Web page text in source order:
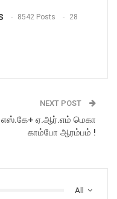
8542 Posts 28
NEXT POST
எஸ்.கே+ ஏ.ஆர்.எம் மெகா
காம்போ ஆரம்பம் !
All